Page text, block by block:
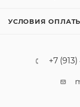
УСЛОВИЯ
+7